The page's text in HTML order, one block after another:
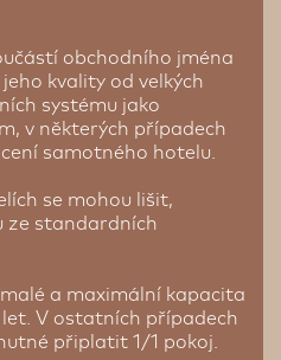
obchodního jména
kvality od velkých
systému jako
v některých případech
samotného hotelu.
se mohou lišit,
ze standardních
a maximální kapacita
V ostatních případech
připlatit 1/1 pokoj.